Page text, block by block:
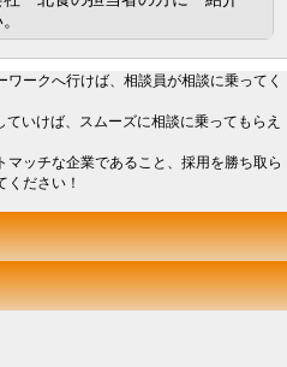
ークへ行けば、相談員が相談に乗ってく
いけば、スムーズに相談に乗ってもらえ
ッチな企業であること、採用を勝ち取ら
ださい！